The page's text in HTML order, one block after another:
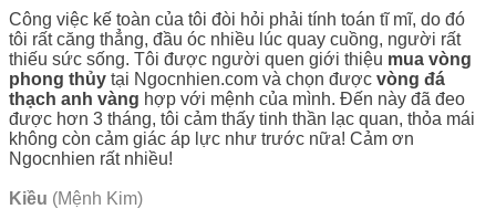
Công việc kế toàn của tôi đòi hỏi phải tính toán tĩ mĩ, do đó
tôi rất căng thẳng, đầu óc nhiều lúc quay cuồng, người rất
thiếu sức sống. Tôi được người quen giới thiệu mua vòng
phong thủy tại Ngocnhien.com và chọn được vòng đá
thạch anh vàng hợp với mệnh của mình. Đến này đã đeo
được hơn 3 tháng, tôi cảm thấy tinh thần lạc quan, thỏa mái
không còn cảm giác áp lực như trước nữa! Cảm ơn
Ngocnhien rất nhiều!
Kiều (Mệnh Kim)